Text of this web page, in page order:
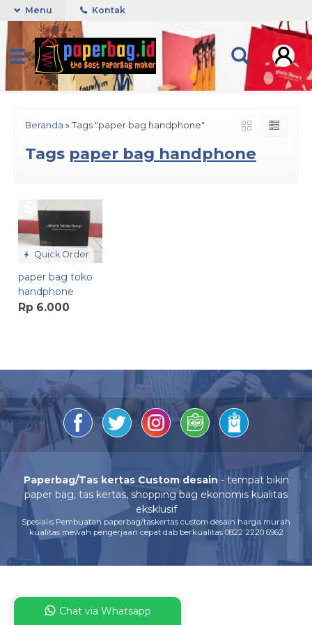
Menu Kontak
Beranda » Tags "paper bag handphone"
Tags paper bag handphone
Quick Order
paper bag toko
handphone
Rp 6.000
Paperbag/Tas kertas Custom desain - tempat bikin
paper bag, tas kertas, shopping bag ekonomis kualitas
eksklusif
Spesialis Pembuatan paperbag/taskertas custom desain harga murah
kualitas mewah pengerjaan cepat dab berkualitas 0822 2220 6962
Chat via Whatsapp